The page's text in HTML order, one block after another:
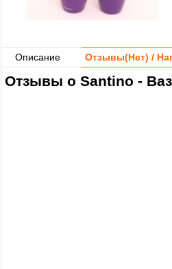
Описание Отзывы(Нет) /
Отзывы о Santino -